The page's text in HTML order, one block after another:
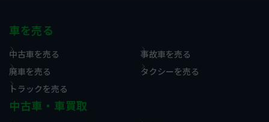
車を売る
中古車を売る
事故車を売る
廃車を売る
タクシーを売る
トラックを売る
中古車・車買取